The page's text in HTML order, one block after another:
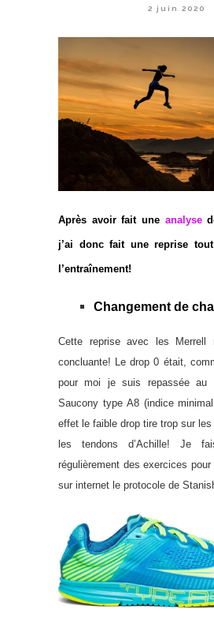
2 juin 2020
Après avoir fait une analyse
j’ai donc fait une reprise
l’entraînement!
Changement de
Cette reprise avec les Merrell
concluante! Le drop 0 était,
pour moi je suis repassée au
Saucony type A8 (indice
effet le faible drop tire trop sur
les tendons d’Achille! Je
régulièrement des exercices
sur internet le protocole de